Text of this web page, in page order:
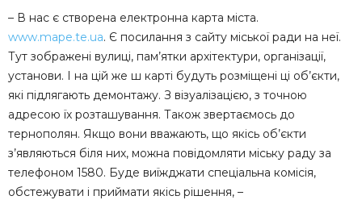
– В нас є створена електронна карта міста.
www.mape.te.ua. Є посилання з сайту міської ради на неї.
Тут зображені вулиці, пам’ятки архітектури, організації,
установи. І на цій же ш карті будуть розміщені ці об’єкти,
які підлягають демонтажу. З візуалізацією, з точною
адресою їх розташування. Також звертаємось до
тернополян. Якщо вони вважають, що якісь об’єкти
з’являються біля них, можна повідомляти міську раду за
телефоном 1580. Буде виїжджати спеціальна комісія,
обстежувати і приймати якісь рішення, –